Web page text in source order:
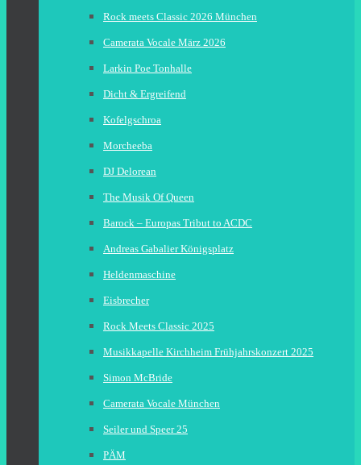
Rock meets Classic 2026 München
Camerata Vocale März 2026
Larkin Poe Tonhalle
Dicht & Ergreifend
Kofelgschroa
Morcheeba
DJ Delorean
The Musik Of Queen
Barock – Europas Tribut to ACDC
Andreas Gabalier Königsplatz
Heldenmaschine
Eisbrecher
Rock Meets Classic 2025
Musikkapelle Kirchheim Frühjahrskonzert 2025
Simon McBride
Camerata Vocale München
Seiler und Speer 25
PÄM